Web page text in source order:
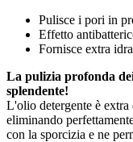
Pulisce i pori in
Effetto
Fornisce extra
La pulizia profonda
splendente!
L'olio detergente è
eliminando
con la sporcizia e ne